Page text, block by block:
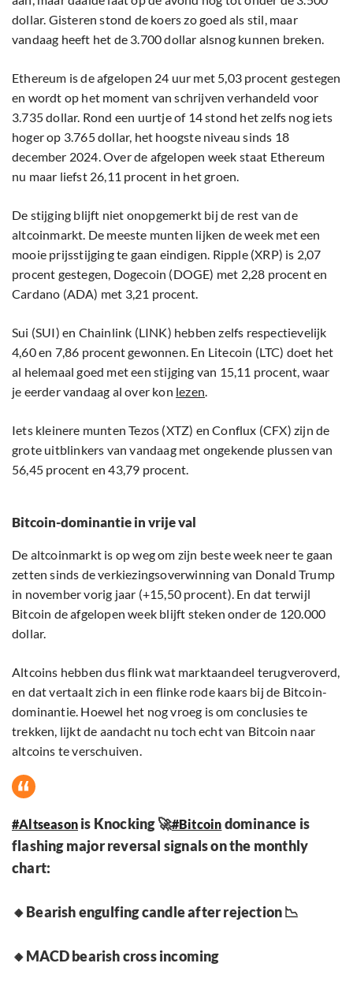
dollar. Gisteren stond de koers zo goed als stil, maar
vandaag heeft het de 3.700 dollar alsnog kunnen breken.
Ethereum is de afgelopen 24 uur met 5,03 procent gestegen
en wordt op het moment van schrijven verhandeld voor
3.735 dollar. Rond een uurtje of 14 stond het zelfs nog iets
hoger op 3.765 dollar, het hoogste niveau sinds 18
december 2024. Over de afgelopen week staat Ethereum
nu maar liefst 26,11 procent in het groen.
De stijging blijft niet onopgemerkt bij de rest van de
altcoinmarkt. De meeste munten lijken de week met een
mooie prijsstijging te gaan eindigen. Ripple (XRP) is 2,07
procent gestegen, Dogecoin (DOGE) met 2,28 procent en
Cardano (ADA) met 3,21 procent.
Sui (SUI) en Chainlink (LINK) hebben zelfs respectievelijk
4,60 en 7,86 procent gewonnen. En Litecoin (LTC) doet het
al helemaal goed met een stijging van 15,11 procent, waar
je eerder vandaag al over kon lezen.
Iets kleinere munten Tezos (XTZ) en Conflux (CFX) zijn de
grote uitblinkers van vandaag met ongekende plussen van
56,45 procent en 43,79 procent.
Bitcoin-dominantie in vrije val
De altcoinmarkt is op weg om zijn beste week neer te gaan
zetten sinds de verkiezingsoverwinning van Donald Trump
in november vorig jaar (+15,50 procent). En dat terwijl
Bitcoin de afgelopen week blijft steken onder de 120.000
dollar.
Altcoins hebben dus flink wat marktaandeel terugveroverd,
en dat vertaalt zich in een flinke rode kaars bij de Bitcoin-
dominantie. Hoewel het nog vroeg is om conclusies te
trekken, lijkt de aandacht nu toch echt van Bitcoin naar
altcoins te verschuiven.
#Altseason is Knocking 🚀#Bitcoin dominance is
flashing major reversal signals on the monthly
chart:
🔸Bearish engulfing candle after rejection 📉
🔸MACD bearish cross incoming